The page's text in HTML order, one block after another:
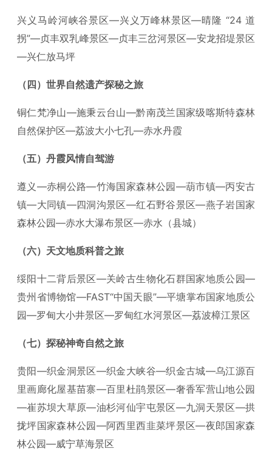
兴义马岭河峡谷景区—兴义万峰林景区—晴隆 “24 道
拐”—贞丰双乳峰景区—贞丰三岔河景区—安龙招堤景区
—兴仁放马坪
（四）世界自然遗产探秘之旅
铜仁梵净山—施秉云台山—黔南茂兰国家级喀斯特森林
自然保护区—荔波大小七孔—赤水丹霞
（五）丹霞风情自驾游
遵义—赤桐公路—竹海国家森林公园—葫市镇—丙安古
镇—大同镇—四洞沟景区—红石野谷景区—燕子岩国家
森林公园—赤水大瀑布景区—赤水（县城）
（六）天文地质科普之旅
绥阳十二背后景区—关岭古生物化石群国家地质公园—
贵州省博物馆—FAST“中国天眼”—平塘掌布国家地质公
园—罗甸大小井景区—罗甸红水河景区—荔波樟江景区
（七）探秘神奇自然之旅
贵阳—织金洞景区—织金大峡谷—织金古城—乌江源百
里画廊化屋基苗寨—百里杜鹃景区—奢香军营山地公园
—崔苏坝大草原—油杉河仙宇屯景区—九洞天景区—拱
拢坪国家森林公园—阿西里西韭菜坪景区—夜郎国家森
林公园—威宁草海景区